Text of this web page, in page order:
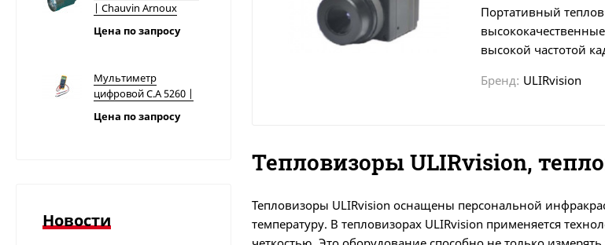
Портативный
высокой частотой
Бренд: ULIRvision
Тепловизоры ULIRvision,
Тепловизоры ULIRvision оснащены персональной
температуру. В тепловизорах ULIRvision применяется
| Chauvin Arnoux
Цена по запросу
Мультиметр
цифровой C.A 5260 |
Цена по запросу
Новости